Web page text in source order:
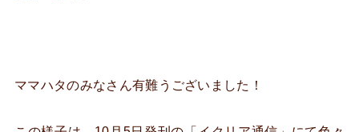
ママハタのみなさん有難うございました！